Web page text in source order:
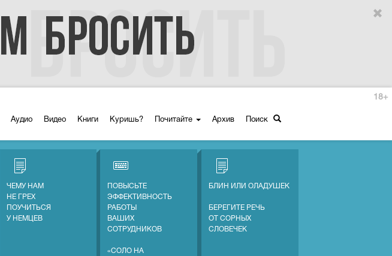
Аудио Видео Книги Куришь? Почитайте Архив Поиск
18+
ЧЕМУ НАМ
НЕ ГРЕХ
ПОУЧИТЬСЯ
У НЕМЦЕВ
ПОВЫСЬТЕ
ЭФФЕКТИВНОСТЬ
РАБОТЫ
ВАШИХ
СОТРУДНИКОВ
«СОЛО НА
БЛИН ИЛИ ОЛАДУШЕК
БЕРЕГИТЕ РЕЧЬ
ОТ СОРНЫХ
СЛОВЕЧЕК